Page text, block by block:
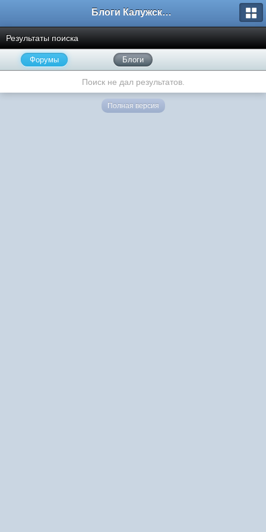
Блоги Калужского перекрестка
Результаты поиска
Форумы Блоги
Поиск не дал результатов.
Полная версия